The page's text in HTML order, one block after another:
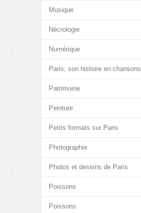
Musique
Nécrologie
Numérique
Paris, son histoire en chansons
Patrimoine
Peinture
Petits formats sur Paris
Photographie
Photos et dessins de Paris
Poissons
Poissons